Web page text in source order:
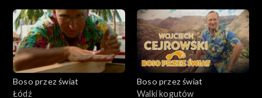
Boso przez świat
Łódź
Boso przez świat
Walki kogutów